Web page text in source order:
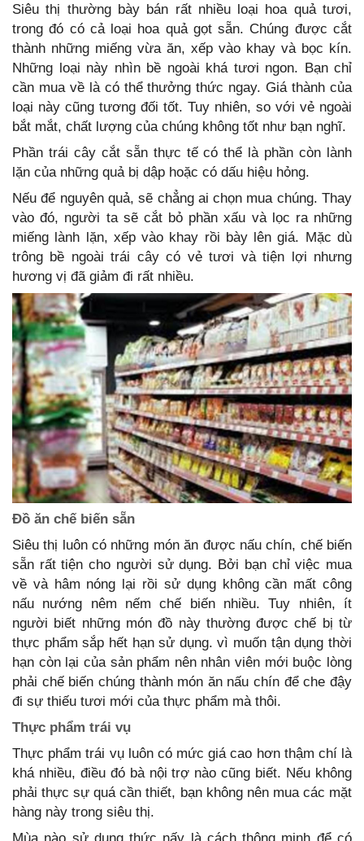
Siêu thị thường bày bán rất nhiều loại hoa quả tươi,
trong đó có cả loại hoa quả gọt sẵn. Chúng được cắt
thành những miếng vừa ăn, xếp vào khay và bọc kín.
Những loại này nhìn bề ngoài khá tươi ngon. Bạn chỉ
cần mua về là có thể thưởng thức ngay. Giá thành của
loại này cũng tương đối tốt. Tuy nhiên, so với vẻ ngoài
bắt mắt, chất lượng của chúng không tốt như bạn nghĩ.
Phần trái cây cắt sẵn thực tế có thể là phần còn lành
lặn của những quả bị dập hoặc có dấu hiệu hỏng.
Nếu để nguyên quả, sẽ chẳng ai chọn mua chúng. Thay
vào đó, người ta sẽ cắt bỏ phần xấu và lọc ra những
miếng lành lặn, xếp vào khay rồi bày lên giá. Mặc dù
trông bề ngoài trái cây có vẻ tươi và tiện lợi nhưng
hương vị đã giảm đi rất nhiều.
Đồ ăn chế biến sẵn
Siêu thị luôn có những món ăn được nấu chín, chế biến
sẵn rất tiện cho người sử dụng. Bởi bạn chỉ việc mua
về và hâm nóng lại rồi sử dụng không cần mất công
nấu nướng nêm nếm chế biến nhiều. Tuy nhiên, ít
người biết những món đồ này thường được chế bị từ
thực phẩm sắp hết hạn sử dụng. vì muốn tận dụng thời
hạn còn lại của sản phẩm nên nhân viên mới buộc lòng
phải chế biến chúng thành món ăn nấu chín để che đậy
đi sự thiếu tươi mới của thực phẩm mà thôi.
Thực phẩm trái vụ
Thực phẩm trái vụ luôn có mức giá cao hơn thậm chí là
khá nhiều, điều đó bà nội trợ nào cũng biết. Nếu không
phải thực sự quá cần thiết, bạn không nên mua các mặt
hàng này trong siêu thị.